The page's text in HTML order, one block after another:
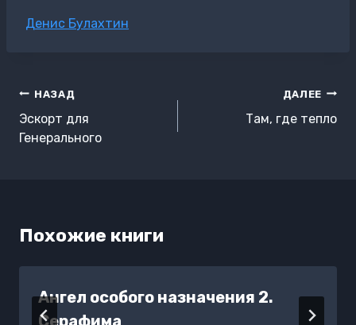
Метки
Денис Булахтин
Навигация
по
записям
НАЗАД
Эскорт для
Генерального
ДАЛЕЕ
Там, где тепло
Похожие книги
Ангел особого назначения 2.
Серафима